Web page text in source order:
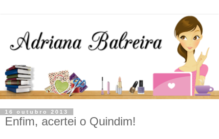
16 outubro 2013
Enfim, acertei o Quindim!